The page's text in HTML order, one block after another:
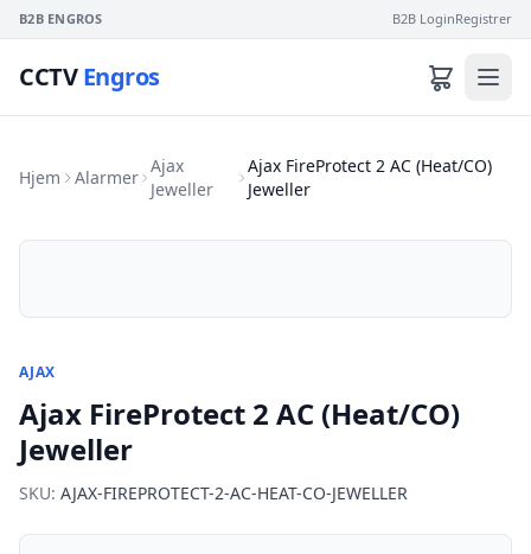
B2B ENGROS B2B LoginRegistrer
CCTVEngros
Hjem Alarmer
Ajax
Jeweller
Ajax FireProtect 2 AC (Heat/CO)
Jeweller
AJAX
Ajax FireProtect 2 AC (Heat/CO)
Jeweller
SKU: AJAX-FIREPROTECT-2-AC-HEAT-CO-JEWELLER